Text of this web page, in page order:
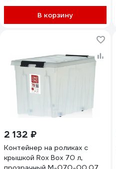
В корзину
2 132 ₽
Контейнер на роликах с
крышкой Rox Box 70 л,